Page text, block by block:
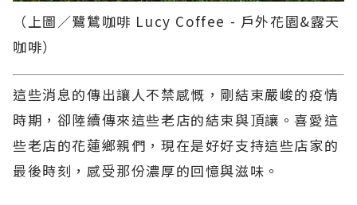
（上圖／鷺鷥咖啡 Lucy Coffee - 戶外花園&露天
咖啡）
這些消息的傳出讓人不禁感慨，剛結束嚴峻的疫情
時期，卻陸續傳來這些老店的結束與頂讓。喜愛這
些老店的花蓮鄉親們，現在是好好支持這些店家的
最後時刻，感受那份濃厚的回憶與滋味。